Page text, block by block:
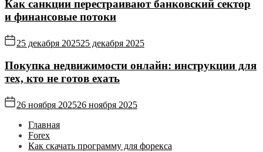
Как санкции перестраивают банковский сектор
и финансовые потоки
25 декабря 202525 декабря 2025
Покупка недвижимости онлайн: инструкции для
тех, кто не готов ехать
26 ноября 202526 ноября 2025
Главная
Forex
Как скачать программу для форекса